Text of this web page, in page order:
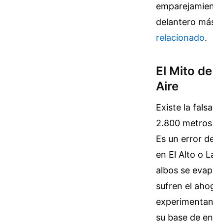
delantero
relacionado.
El Mito
Aire
Existe la
2.800
Es un error
en El Alto o
albos se
sufren el
su base de